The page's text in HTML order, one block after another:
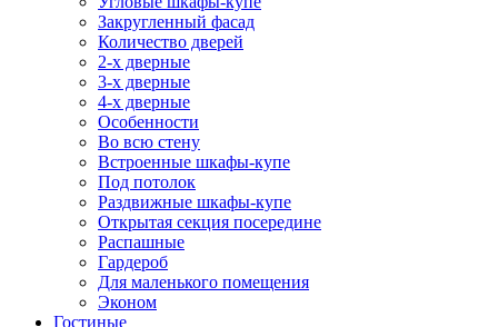
Закругленный фасад
Количество дверей
2-х дверные
3-х дверные
4-х дверные
Особенности
Во всю стену
Встроенные шкафы-купе
Под потолок
Раздвижные шкафы-купе
Открытая секция посередине
Распашные
Гардероб
Для маленького помещения
Эконом
Гостиные